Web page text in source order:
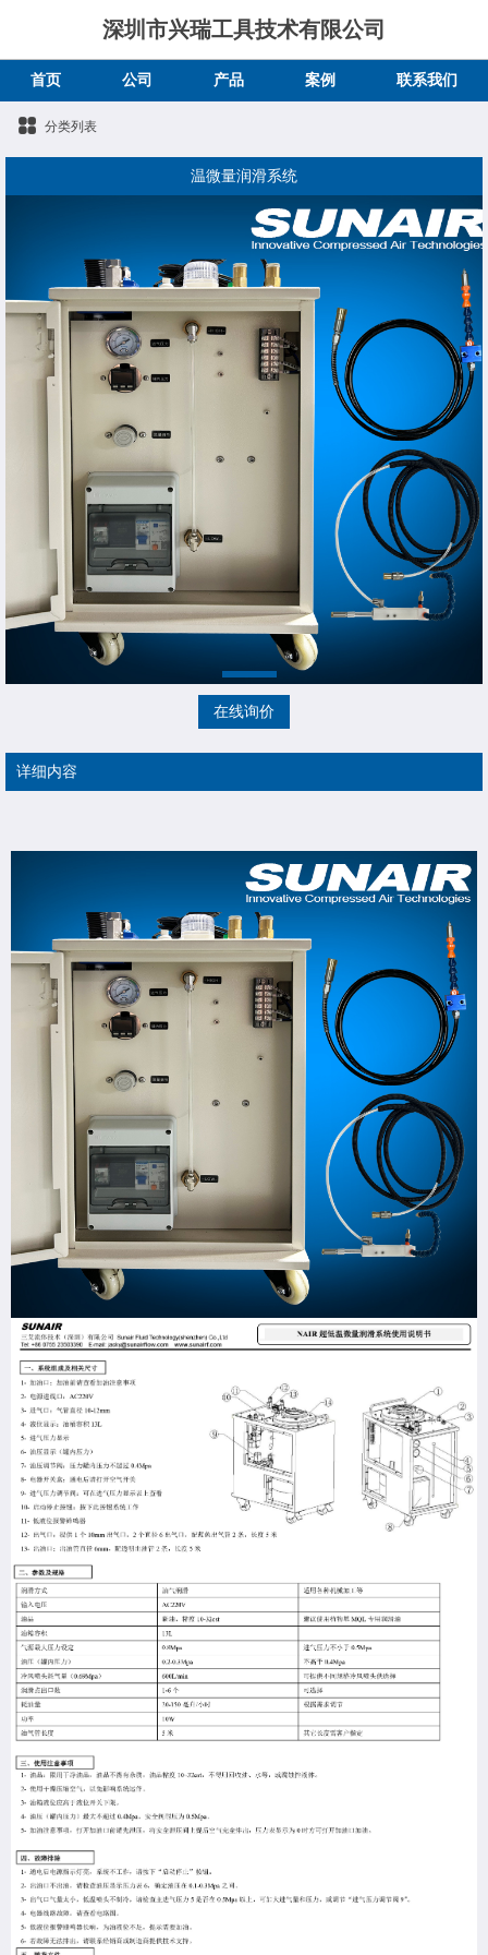
深圳市兴瑞工具技术有限公司
首页 公司 产品 案例 联系我们
分类列表
温微量润滑系统
在线询价
详细内容